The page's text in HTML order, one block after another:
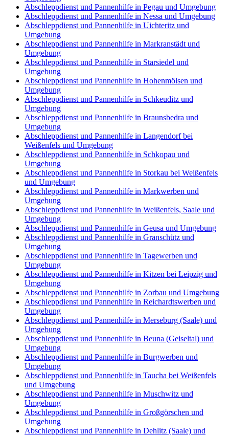
Abschleppdienst und Pannenhilfe in Pegau und Umgebung
Abschleppdienst und Pannenhilfe in Nessa und Umgebung
Abschleppdienst und Pannenhilfe in Uichteritz und
Umgebung
Abschleppdienst und Pannenhilfe in Markranstädt und
Umgebung
Abschleppdienst und Pannenhilfe in Starsiedel und
Umgebung
Abschleppdienst und Pannenhilfe in Hohenmölsen und
Umgebung
Abschleppdienst und Pannenhilfe in Schkeuditz und
Umgebung
Abschleppdienst und Pannenhilfe in Braunsbedra und
Umgebung
Abschleppdienst und Pannenhilfe in Langendorf bei
Weißenfels und Umgebung
Abschleppdienst und Pannenhilfe in Schkopau und
Umgebung
Abschleppdienst und Pannenhilfe in Storkau bei Weißenfels
und Umgebung
Abschleppdienst und Pannenhilfe in Markwerben und
Umgebung
Abschleppdienst und Pannenhilfe in Weißenfels, Saale und
Umgebung
Abschleppdienst und Pannenhilfe in Geusa und Umgebung
Abschleppdienst und Pannenhilfe in Granschütz und
Umgebung
Abschleppdienst und Pannenhilfe in Tagewerben und
Umgebung
Abschleppdienst und Pannenhilfe in Kitzen bei Leipzig und
Umgebung
Abschleppdienst und Pannenhilfe in Zorbau und Umgebung
Abschleppdienst und Pannenhilfe in Reichardtswerben und
Umgebung
Abschleppdienst und Pannenhilfe in Merseburg (Saale) und
Umgebung
Abschleppdienst und Pannenhilfe in Beuna (Geiseltal) und
Umgebung
Abschleppdienst und Pannenhilfe in Burgwerben und
Umgebung
Abschleppdienst und Pannenhilfe in Taucha bei Weißenfels
und Umgebung
Abschleppdienst und Pannenhilfe in Muschwitz und
Umgebung
Abschleppdienst und Pannenhilfe in Großgörschen und
Umgebung
Abschleppdienst und Pannenhilfe in Dehlitz (Saale) und